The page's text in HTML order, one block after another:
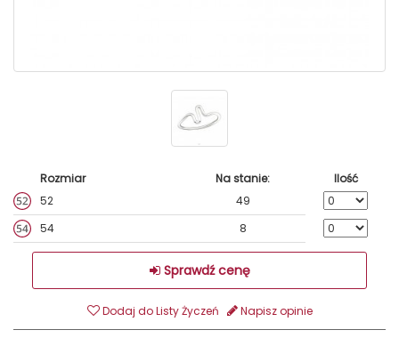
Rozmiar Na stanie:
Ilość
52
49
54
8
Sprawdź cenę
Dodaj do Listy Życzeń Napisz opinie